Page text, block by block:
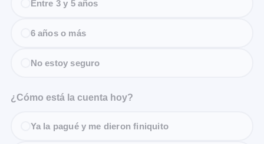
Entre 3 y 5 años
6 años o más
No estoy seguro
¿Cómo está la cuenta hoy?
Ya la pagué y me dieron finiquito